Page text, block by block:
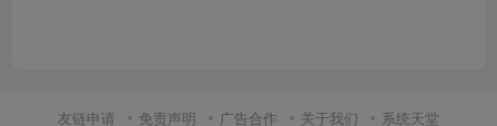
友链申请 免责声明 广告合作 关于我们 系统天堂